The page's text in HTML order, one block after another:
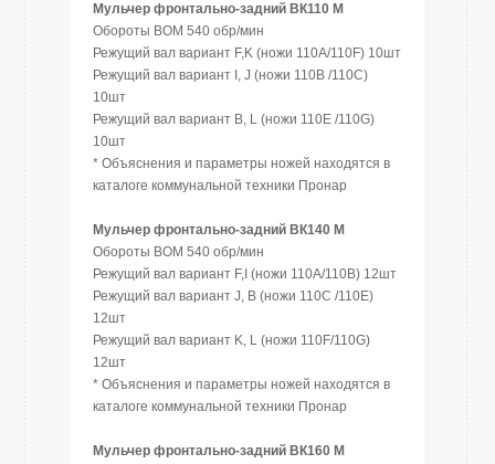
Мульчер фронтально-задний ВК110 М
Обороты ВОМ 540 обр/мин
Режущий вал вариант F,K (ножи 110А/110F) 10шт
Режущий вал вариант I, J (ножи 110B /110C)
10шт
Режущий вал вариант B, L (ножи 110E /110G)
10шт
* Объяснения и параметры ножей находятся в
каталоге коммунальной техники Пронар
Мульчер фронтально-задний ВК140 М
Обороты ВОМ 540 обр/мин
Режущий вал вариант F,I (ножи 110A/110B) 12шт
Режущий вал вариант J, B (ножи 110C /110E)
12шт
Режущий вал вариант K, L (ножи 110F/110G)
12шт
* Объяснения и параметры ножей находятся в
каталоге коммунальной техники Пронар
Мульчер фронтально-задний ВК160 М